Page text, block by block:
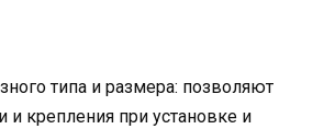
типа и размера: позволяют
и крепления при установке и